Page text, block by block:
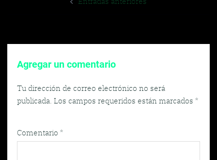
Agregar un comentario
Tu dirección de correo electrónico no será
publicada. Los campos requeridos están marcados *
Comentario *